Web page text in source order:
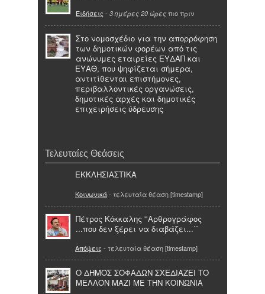
Ειδήσεις - 3 ημέρες 20 ώρες πιο πριν
Στο νομοσχέδιο για την απορρόφηση
των δημοτικών φορέων από τις
ανώνυμες εταιρείες ΕΥΔΑΠ και
ΕΥΑΘ, που ψηφίζεται σήμερα,
αντιτίθενται επιστήμονες,
περιβαλλοντικές οργανώσεις,
δημοτικές αρχές και δημοτικές
επιχειρήσεις ύδρευσης
Τελευταίες Θεάσεις
ΕΚΚΛΗΣΙΑΣΤΙΚΑ
Κοινωνικά- τελευταία θέαση [timestamp]
Πέτρος Κόκκαλης ''Αρθρογράφος
...που δεν ξέρει να διαβάζει...΄΄
Απόψεις - τελευταία θέαση [timestamp]
Ο ΔΗΜΟΣ ΣΟΦΑΔΩΝ ΣΧΕΔΙΑΖΕΙ ΤΟ
ΜΕΛΛΟΝ ΜΑΖΙ ΜΕ ΤΗΝ ΚΟΙΝΩΝΙΑ